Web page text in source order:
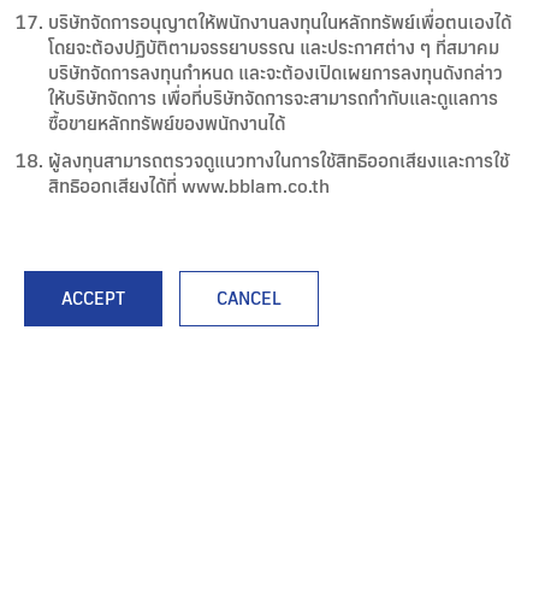
บริษัทจัดการอนุญาตให้พนักงานลงทุนในหลักทรัพย์เพื่อตนเองได้
โดยจะต้องปฏิบัติตามจรรยาบรรณ และประกาศต่าง ๆ ที่สมาคม
บริษัทจัดการลงทุนกำหนด และจะต้องเปิดเผยการลงทุนดังกล่าว
ให้บริษัทจัดการ เพื่อที่บริษัทจัดการจะสามารถกำกับและดูแลการ
ซื้อขายหลักทรัพย์ของพนักงานได้
ผู้ลงทุนสามารถตรวจดูแนวทางในการใช้สิทธิออกเสียงและการใช้
สิทธิออกเสียงได้ที่ www.bblam.co.th
ACCEPT CANCEL